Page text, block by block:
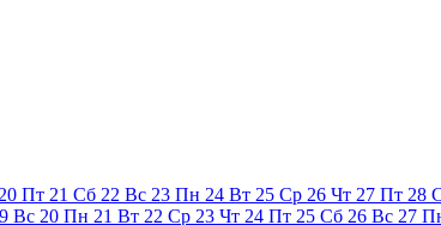
20 Пт 21 Сб 22 Вс 23 Пн 24 Вт 25 Ср 26 Чт 27 Пт 28
Вс 20 Пн 21 Вт 22 Ср 23 Чт 24 Пт 25 Сб 26 Вс 27